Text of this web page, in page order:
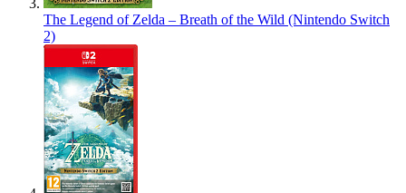
The Legend of Zelda – Breath of the Wild (Nintendo Switch
2)